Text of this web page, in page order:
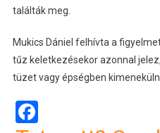
találták meg.
Mukics Dániel felhívta a
tűz keletkezésekor azonnal
tüzet vagy épségben
Facebook